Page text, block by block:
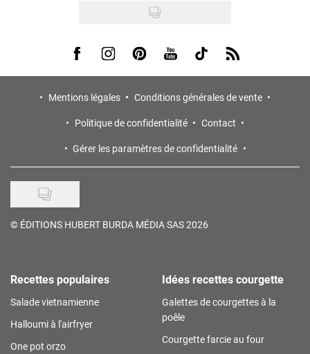
Visit us on Facebook
Visit us on Instagram
Visit us on Pinterest
Visit us on Youtube
Visit us on Tiktok
Visit us on Rss
Mentions légales
Conditions générales de vente
Politique de confidentialité
Contact
Gérer les paramètres de confidentialité
© ÉDITIONS HUBERT BURDA MÉDIA SAS 2026
Recettes populaires
Salade vietnamienne
Halloumi à l'airfryer
One pot orzo
Idées recettes courgette
Galettes de courgettes à la
poêle
Courgette farcie au four